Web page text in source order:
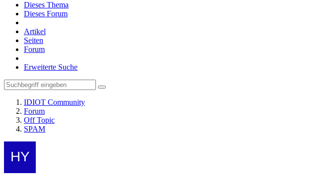
Dieses Thema
Dieses Forum
Artikel
Seiten
Forum
Erweiterte Suche
IDIOT Community
Forum
Off Topic
SPAM